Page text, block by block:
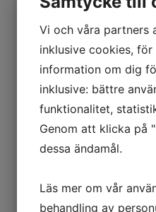
mars 2024
februari 2024
september 2023
augusti 2023
juni 2023
maj 2023
november 2022
mars 2022
Vi och våra partners
inklusive cookies,
information om dig
inklusive: bättre
funktionalitet,
Genom att klicka på
dessa ändamål.
Läs mer om vår
behandling av